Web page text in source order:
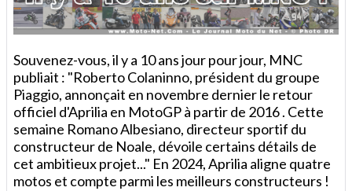
Souvenez-vous, il y a 10 ans jour pour jour, MNC
publiait : "Roberto Colaninno, président du groupe
Piaggio, annonçait en novembre dernier le retour
officiel d'Aprilia en MotoGP à partir de 2016 . Cette
semaine Romano Albesiano, directeur sportif du
constructeur de Noale, dévoile certains détails de
cet ambitieux projet..." En 2024, Aprilia aligne quatre
motos et compte parmi les meilleurs constructeurs !